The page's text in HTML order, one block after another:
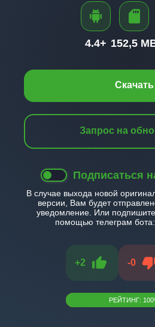
Скачать
Запрос на
Подписаться
В случае выхода новой
версии, Вам будет
уведомление. Или
помощью телеграм бота:
+2 -0
РЕЙТИНГ: 100
4.4+ 152,5